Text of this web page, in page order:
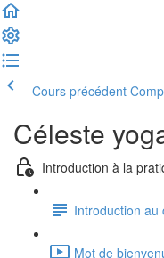
Cours précédent
Céleste
Introduction à la
Introduction au
Mot de